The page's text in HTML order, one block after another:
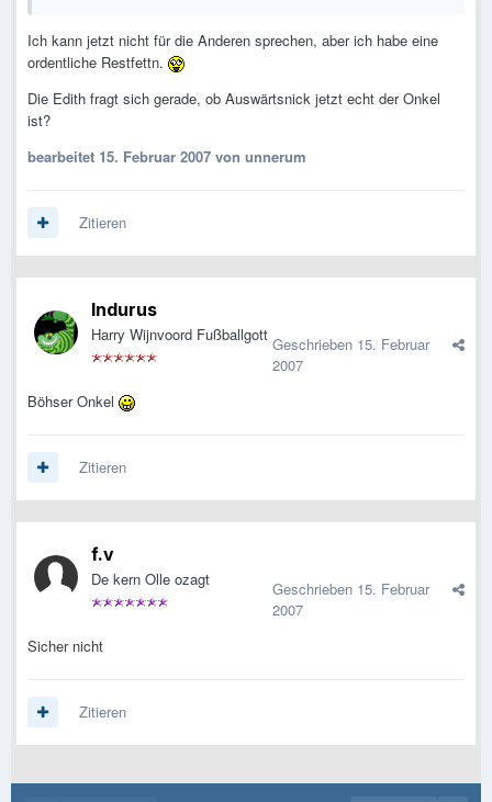
Ich kann jetzt nicht für die Anderen sprechen, aber ich habe eine
ordentliche Restfettn.
Die Edith fragt sich gerade, ob Auswärtsnick jetzt echt der Onkel
ist?
bearbeitet 15. Februar 2007 von unnerum
Zitieren
Indurus
Harry Wijnvoord Fußballgott Geschrieben 15. Februar
2007
Böhser Onkel
Zitieren
f.v
De kern Olle ozagt Geschrieben 15. Februar
2007
Sicher nicht
Zitieren